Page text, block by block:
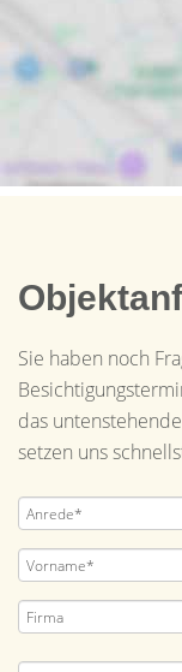
Sie haben noch
das
setzen uns